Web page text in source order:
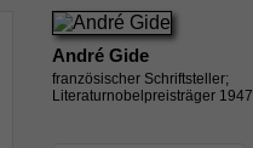
André Gide
französischer Schriftsteller;
Literaturnobelpreisträger 1947